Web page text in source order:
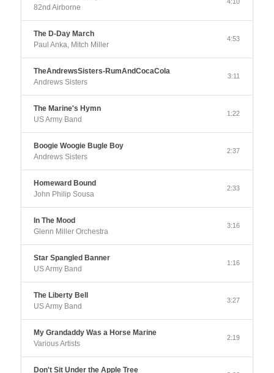
82nd Airborne
The D-Day March
Paul Anka, Mitch Miller
4:53
TheAndrewsSisters-RumAndCocaCola
Andrews Sisters
3:11
The Marine's Hymn
US Army Band
1:22
Boogie Woogie Bugle Boy
Andrews Sisters
2:37
Homeward Bound
John Philip Sousa
2:33
In The Mood
Glenn Miller Orchestra
3:16
Star Spangled Banner
US Army Band
1:16
The Liberty Bell
US Army Band
3:27
My Grandaddy Was a Horse Marine
Various Artists
2:19
Don't Sit Under the Apple Tree